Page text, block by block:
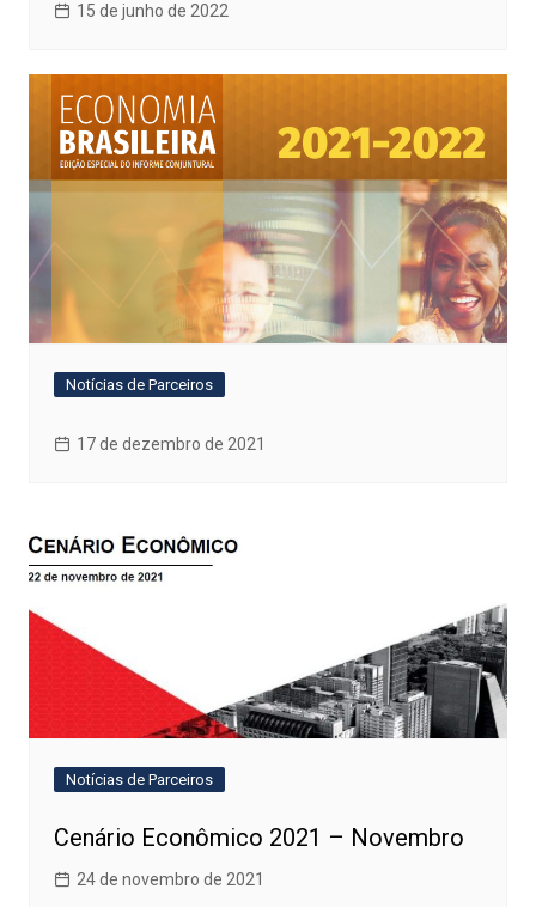
15 de junho de 2022
Notícias de Parceiros
17 de dezembro de 2021
Notícias de Parceiros
Cenário Econômico 2021 – Novembro
24 de novembro de 2021